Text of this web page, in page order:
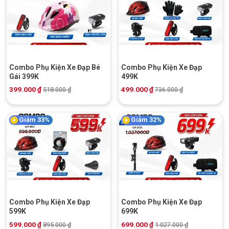
Combo Phụ Kiện Xe Đạp Bé
Gái 399K
399.000₫ 518.000₫
Combo Phụ Kiện Xe Đạp
499K
499.000₫ 736.000₫
Giảm 33%
Combo Phụ Kiện Xe Đạp
599K
599.000₫ 895.000₫
Giảm 32%
Combo Phụ Kiện Xe Đạp
699K
699.000₫ 1.027.000₫